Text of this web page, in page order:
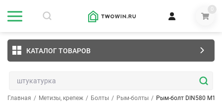
0
КАТАЛОГ ТОВАРОВ
Главная / Метизы, крепеж / Болты / Рым-болты / Рым-болт DIN580 М10,